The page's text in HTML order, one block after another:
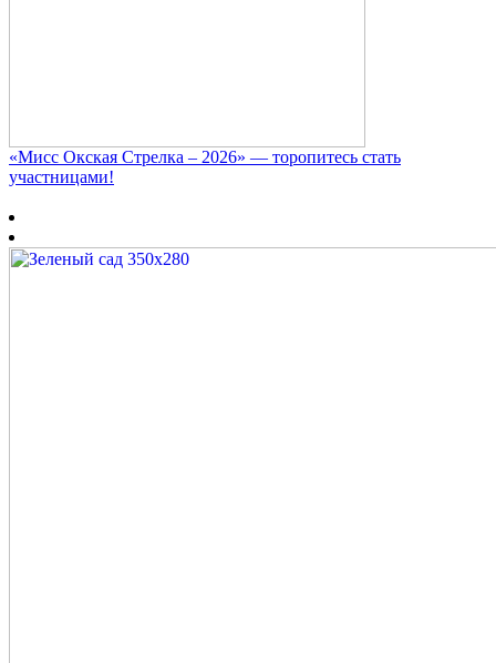
«Мисс Окская Стрелка – 2026» — торопитесь стать
участницами!